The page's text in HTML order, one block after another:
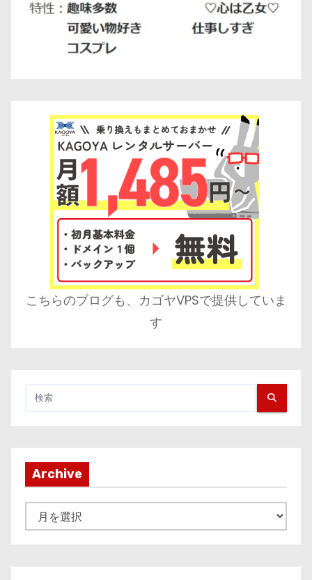
こちらのブログも、カゴヤVPSで提供していま
す
Archive
r